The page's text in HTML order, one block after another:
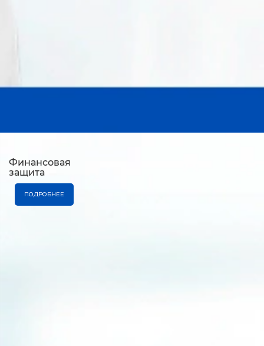
Финансовая
защита
ПОДРОБНЕЕ